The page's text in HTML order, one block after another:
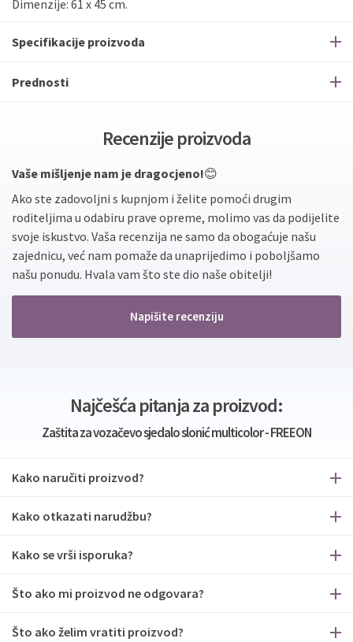
Dimenzije: 61 x 45 cm.
Specifikacije proizvoda
Prednosti
Recenzije proizvoda
Vaše mišljenje nam je dragocjeno!😊
Ako ste zadovoljni s kupnjom i želite pomoći drugim
roditeljima u odabiru prave opreme, molimo vas da podijelite
svoje iskustvo. Vaša recenzija ne samo da obogaćuje našu
zajednicu, već nam pomaže da unaprijedimo i poboljšamo
našu ponudu. Hvala vam što ste dio naše obitelji!
Napišite recenziju
Najčešća pitanja za proizvod:
Zaštita za vozačevo sjedalo slonić multicolor - FREEON
Kako naručiti proizvod?
Kako otkazati narudžbu?
Kako se vrši isporuka?
Što ako mi proizvod ne odgovara?
Što ako želim vratiti proizvod?